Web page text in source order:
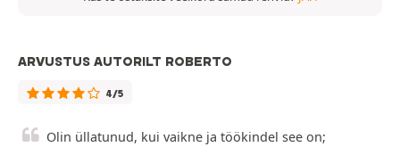
ARVUSTUS AUTORILT ROBERTO
4/5
Olin üllatunud, kui vaikne ja töökindel see on;